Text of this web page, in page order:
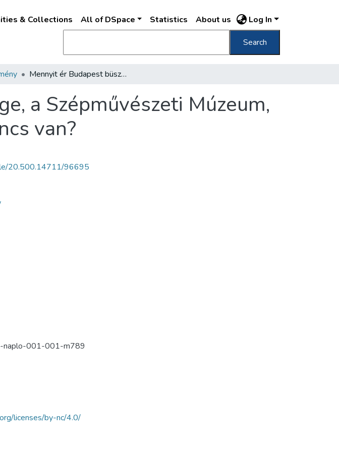
& Collections All of DSpace Statistics About us Log In
Search
Mennyit ér Budapest büszkesége, a Szépművészeti Múzeum, amelyben 190.920 darab műkincs van?
a Szépművészeti Múzeum,
van?
20.500.14711/96695
001-001-m789
licenses/by-nc/4.0/